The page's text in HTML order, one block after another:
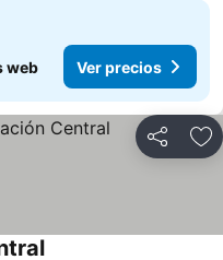
web Ver precios
Compartir